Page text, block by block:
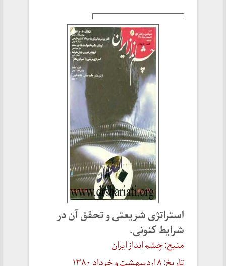
استراتژی شریعتی و تحقق آن در
شرایط کنونی.
منبع: چشم انداز ایران
تاریخ: ۸ اردیبهشت و خرداد ۱۳۸۰